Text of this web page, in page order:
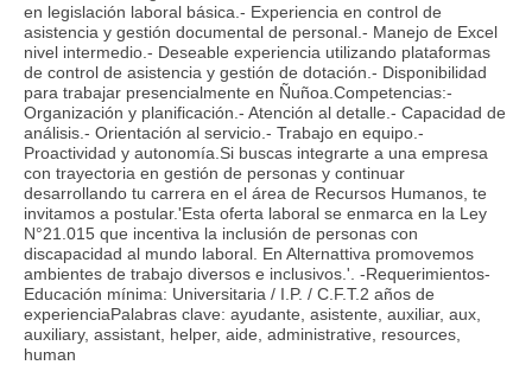
en legislación laboral básica.- Experiencia en control de
asistencia y gestión documental de personal.- Manejo de Excel
nivel intermedio.- Deseable experiencia utilizando plataformas
de control de asistencia y gestión de dotación.- Disponibilidad
para trabajar presencialmente en Ñuñoa.Competencias:-
Organización y planificación.- Atención al detalle.- Capacidad de
análisis.- Orientación al servicio.- Trabajo en equipo.-
Proactividad y autonomía.Si buscas integrarte a una empresa
con trayectoria en gestión de personas y continuar
desarrollando tu carrera en el área de Recursos Humanos, te
invitamos a postular.'Esta oferta laboral se enmarca en la Ley
N°21.015 que incentiva la inclusión de personas con
discapacidad al mundo laboral. En Alternattiva promovemos
ambientes de trabajo diversos e inclusivos.'. -Requerimientos-
Educación mínima: Universitaria / I.P. / C.F.T.2 años de
experienciaPalabras clave: ayudante, asistente, auxiliar, aux,
auxiliary, assistant, helper, aide, administrative, resources,
human